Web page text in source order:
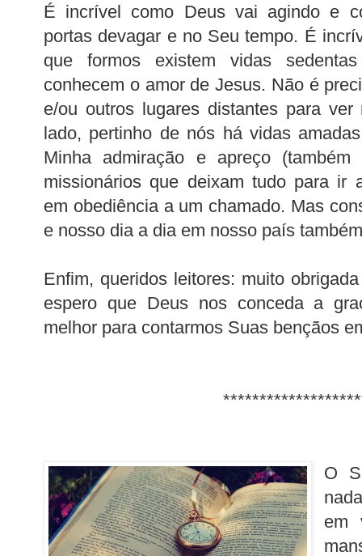
É incrível como Deus vai agindo e
portas devagar e no Seu tempo. É
que formos existem vidas
conhecem o amor de Jesus. Não é
e/ou outros lugares distantes para
lado, pertinho de nós há vidas
Minha admiração e apreço
missionários que deixam tudo para ir
em obediência a um chamado. Mas
e nosso dia a dia em nosso país
Enfim, queridos leitores: muito
espero que Deus nos conceda a
melhor para contarmos Suas bençãos
O
em